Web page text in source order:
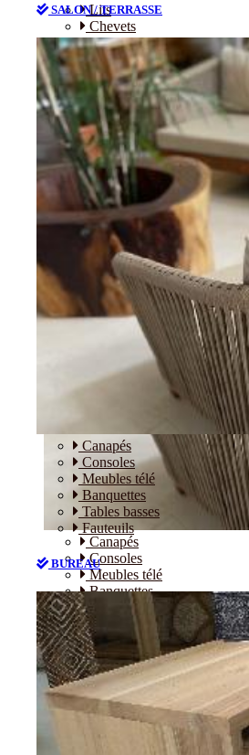
SALON / TERRASSE
Canapés
Consoles
Meubles télé
Banquettes
Tables basses
Fauteuils
BUREAU
Lits
Chevets
Armoires
Commodes
Miroirs
SALON / TERRASSE
Canapés
Consoles
Meubles télé
Banquettes
Tables basses
Fauteuils
BUREAU